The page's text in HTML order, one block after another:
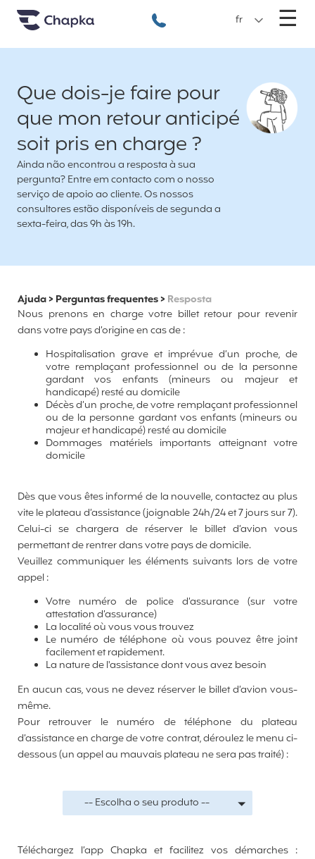
Chapka Seguro Viagem
+351 800 50 01 71
fr ☰
Que dois-je faire pour
que mon retour anticipé
soit pris en charge ?
Ainda não encontrou a resposta à sua
pergunta? Entre em contacto com o nosso
serviço de apoio ao cliente. Os nossos
consultores estão disponíveis de segunda a
sexta-feira, das 9h às 19h.
Ajuda> Perguntas frequentes> Resposta
Nous prenons en charge votre billet retour pour revenir
dans votre pays d’origine en cas de :
Hospitalisation grave et imprévue d’un proche, de
votre remplaçant professionnel ou de la personne
gardant vos enfants (mineurs ou majeur et
handicapé) resté au domicile
Décès d’un proche, de votre remplaçant professionnel
ou de la personne gardant vos enfants (mineurs ou
majeur et handicapé) resté au domicile
Dommages matériels importants atteignant votre
domicile
Dès que vous êtes informé de la nouvelle, contactez au plus
vite le plateau d’assistance (joignable 24h/24 et 7 jours sur 7).
Celui-ci se chargera de réserver le billet d’avion vous
permettant de rentrer dans votre pays de domicile.
Veuillez communiquer les éléments suivants lors de votre
appel :
Votre numéro de police d’assurance (sur votre
attestation d’assurance)
La localité où vous vous trouvez
Le numéro de téléphone où vous pouvez être joint
facilement et rapidement.
La nature de l'assistance dont vous avez besoin
En aucun cas, vous ne devez réserver le billet d’avion vous-
même.
Pour retrouver le numéro de téléphone du plateau
d’assistance en charge de votre contrat, déroulez le menu ci-
dessous (un appel au mauvais plateau ne sera pas traité) :
-- Escolha o seu produto --
Téléchargez l’app Chapka et facilitez vos démarches :